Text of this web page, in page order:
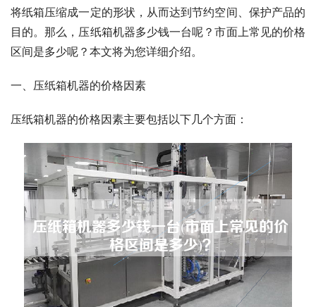
将纸箱压缩成一定的形状，从而达到节约空间、保护产品的
目的。那么，压纸箱机器多少钱一台呢？市面上常见的价格
区间是多少呢？本文将为您详细介绍。
一、压纸箱机器的价格因素
压纸箱机器的价格因素主要包括以下几个方面：